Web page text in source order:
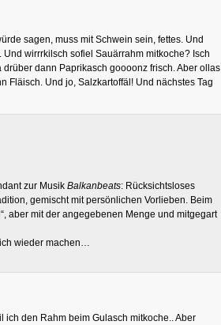
sagen, muss mit Schwein sein, fettes. Und
wirrrkilsch sofiel Sauärrahm mitkoche? Isch
dann Paprikasch goooonz frisch. Aber ollas
Fläisch. Und jo, Salzkartoffäl! Und nächstes Tag
zur Musik Balkanbeats: Rücksichtsloses
gemischt mit persönlichen Vorlieben. Beim
aber mit der angegebenen Menge und mitgegart
wieder machen…
ich den Rahm beim Gulasch mitkoche.. Aber